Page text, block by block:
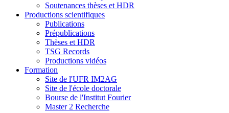
Soutenances thèses et HDR
Productions scientifiques
Publications
Prépublications
Thèses et HDR
TSG Records
Productions vidéos
Formation
Site de l'UFR IM2AG
Site de l'école doctorale
Bourse de l'Institut Fourier
Master 2 Recherche